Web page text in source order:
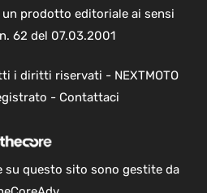
prodotto editoriale ai sensi
62 del 07.03.2001
i diritti riservati - NEXTMOTO
- Contattaci
su questo sito sono gestite da